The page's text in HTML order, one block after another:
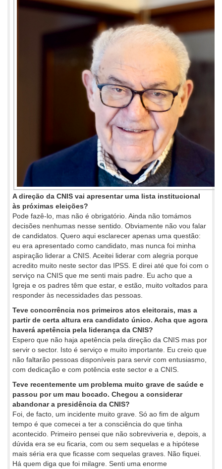
A direção da CNIS vai apresentar uma lista institucional
às próximas eleições?
Pode fazê-lo, mas não é obrigatório. Ainda não tomámos
decisões nenhumas nesse sentido. Obviamente não vou falar
de candidatos. Quero aqui esclarecer apenas uma questão:
eu era apresentado como candidato, mas nunca foi minha
aspiração liderar a CNIS. Aceitei liderar com alegria porque
acredito muito neste sector das IPSS. E direi até que foi com o
serviço na CNIS que me senti mais padre. Eu acho que a
Igreja e os padres têm que estar, e estão, muito voltados para
responder às necessidades das pessoas.
Teve concorrência nos primeiros atos eleitorais, mas a
partir de certa altura era candidato único. Acha que agora
haverá apetência pela liderança da CNIS?
Espero que não haja apetência pela direção da CNIS mas por
servir o sector. Isto é serviço e muito importante. Eu creio que
não faltarão pessoas disponíveis para servir com entusiasmo,
com dedicação e com potência este sector e a CNIS.
Teve recentemente um problema muito grave de saúde e
passou por um mau bocado. Chegou a considerar
abandonar a presidência da CNIS?
Foi, de facto, um incidente muito grave. Só ao fim de algum
tempo é que comecei a ter a consciência do que tinha
acontecido. Primeiro pensei que não sobreviveria e, depois, a
dúvida era se eu ficaria, com ou sem sequelas e a hipótese
mais séria era que ficasse com sequelas graves. Não fiquei.
Há quem diga que foi milagre. Senti uma enorme